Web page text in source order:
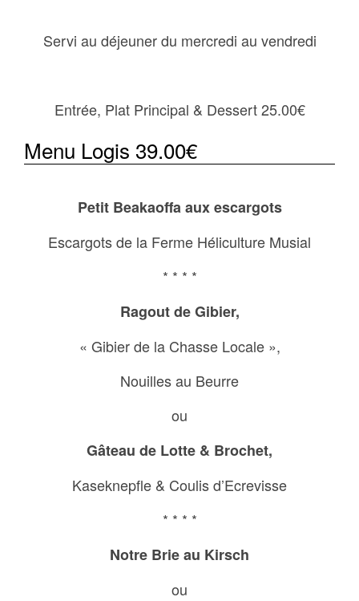
Servi au déjeuner du mercredi au vendredi
Entrée, Plat Principal & Dessert 25.00€
Menu Logis 39.00€
Petit Beakaoffa aux escargots
Escargots de la Ferme Héliculture Musial
* * * *
Ragout de Gibier,
« Gibier de la Chasse Locale »,
Nouilles au Beurre
ou
Gâteau de Lotte & Brochet,
Kaseknepfle & Coulis d’Ecrevisse
* * * *
Notre Brie au Kirsch
ou